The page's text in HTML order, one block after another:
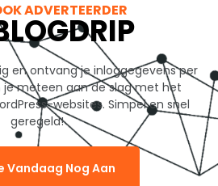
ADVERTEERDER
en ontvang je inloggegevens per
je meteen aan de slag met het
websites. Simpel en snel
geregeld!
Vandaag Nog Aan